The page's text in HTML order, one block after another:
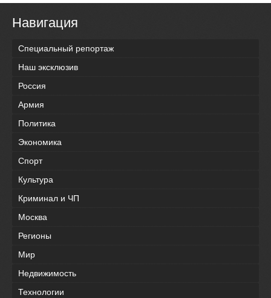
Навигация
Специальный репортаж
Наш эксклюзив
Россия
Армия
Политика
Экономика
Спорт
Культура
Криминал и ЧП
Москва
Регионы
Мир
Недвижимость
Технологии